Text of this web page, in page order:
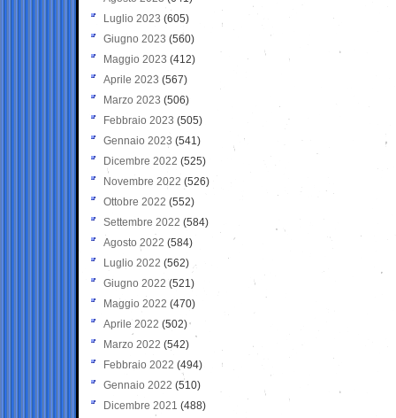
Luglio 2023 (605)
Giugno 2023 (560)
Maggio 2023 (412)
Aprile 2023 (567)
Marzo 2023 (506)
Febbraio 2023 (505)
Gennaio 2023 (541)
Dicembre 2022 (525)
Novembre 2022 (526)
Ottobre 2022 (552)
Settembre 2022 (584)
Agosto 2022 (584)
Luglio 2022 (562)
Giugno 2022 (521)
Maggio 2022 (470)
Aprile 2022 (502)
Marzo 2022 (542)
Febbraio 2022 (494)
Gennaio 2022 (510)
Dicembre 2021 (488)